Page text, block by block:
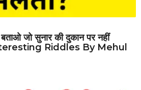
जो सुनार की दुकान पर नहीं
Riddles By Mehul